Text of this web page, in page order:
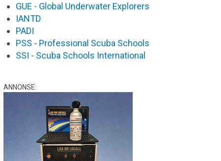
GUE - Global Underwater Explorers
IANTD
PADI
PSS - Professional Scuba Schools
SSI - Scuba Schools International
ANNONSE: